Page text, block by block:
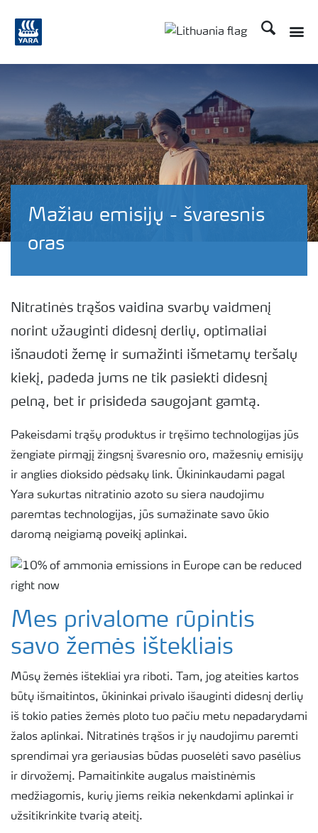
Ieškoti
Mažiau emisijų - švaresnis
oras
Nitratinės trąšos vaidina svarbų vaidmenį
norint užauginti didesnį derlių, optimaliai
išnaudoti žemę ir sumažinti išmetamų teršalų
kiekį, padeda jums ne tik pasiekti didesnį
pelną, bet ir prisideda saugojant gamtą.
Pakeisdami trąšų produktus ir tręšimo technologijas jūs
žengiate pirmąjį žingsnį švaresnio oro, mažesnių emisijų
ir anglies dioksido pėdsakų link. Ūkininkaudami pagal
Yara sukurtas nitratinio azoto su siera naudojimu
paremtas technologijas, jūs sumažinate savo ūkio
daromą neigiamą poveikį aplinkai.
Mes privalome rūpintis
savo žemės ištekliais
Mūsų žemės ištekliai yra riboti. Tam, jog ateities kartos
būtų išmaitintos, ūkininkai privalo išauginti didesnį derlių
iš tokio paties žemės ploto tuo pačiu metu nepadarydami
žalos aplinkai. Nitratinės trąšos ir jų naudojimu paremti
sprendimai yra geriausias būdas puoselėti savo pasėlius
ir dirvožemį. Pamaitinkite augalus maistinėmis
medžiagomis, kurių jiems reikia nekenkdami aplinkai ir
užsitikrinkite tvarią ateitį.